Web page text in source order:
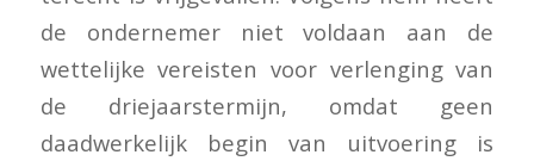
de ondernemer niet voldaan aan de
wettelijke vereisten voor verlenging van
de driejaarstermijn, omdat geen
daadwerkelijk begin van uitvoering is